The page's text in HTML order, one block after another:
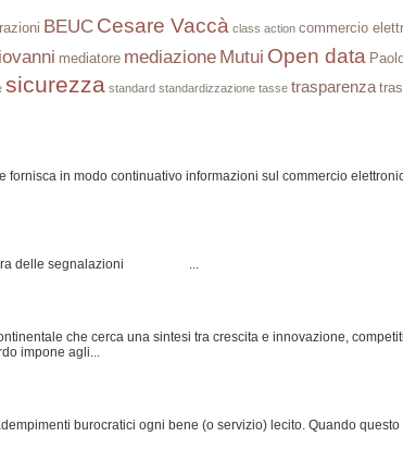
BEUC Cesare Vaccà class action commercio
mediatore mediazione Mutui Open data
sicurezza standard standardizzazione tasse trasparenza
in modo continuativo informazioni sul commercio
delle segnalazioni ...
che cerca una sintesi tra crescita e innovazione,
impone agli...
burocratici ogni bene (o servizio) lecito. Quando